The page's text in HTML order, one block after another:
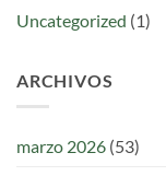
Uncategorized (1)
ARCHIVOS
marzo 2026 (53)